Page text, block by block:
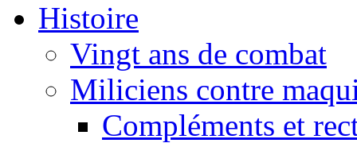
Histoire
Vingt ans de combat
Miliciens contre
Compléments et